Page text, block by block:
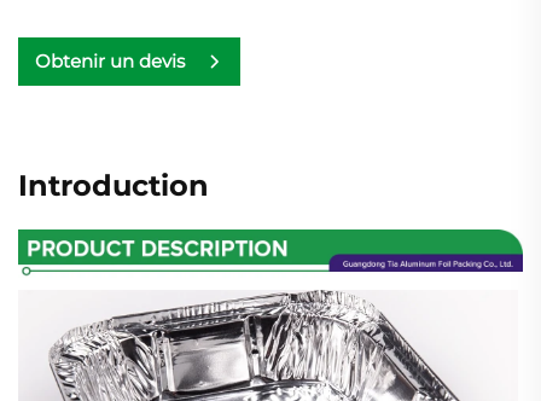
Obtenir un devis
Introduction